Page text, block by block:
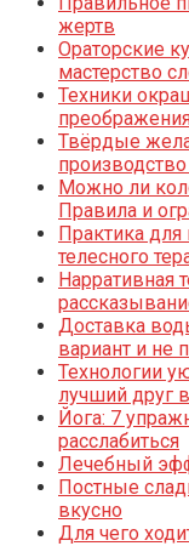
жертв
Ораторские
мастерство
Техники
Твёрдые
Можно ли
Правила и
Практика для
телесного
Нарративная
Доставка
вариант и не
Технологии
лучший друг
Йога: 7
расслабиться
Лечебный
Постные
вкусно
Для чего